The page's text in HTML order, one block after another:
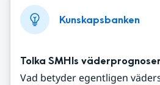
Kunskapsbanken
Tolka SMHIs väderprognoser
Vad betyder egentligen